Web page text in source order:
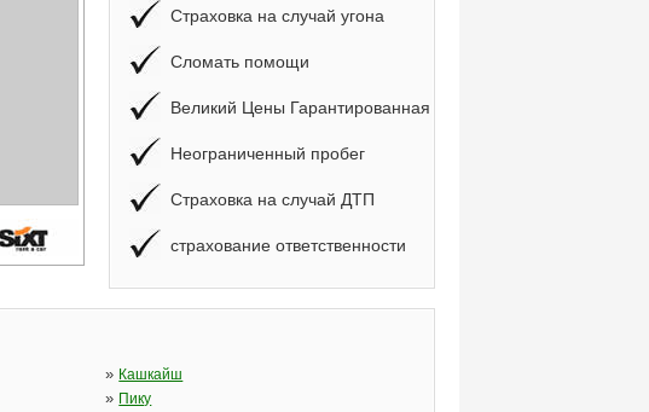
Страховка на случай угона
Сломать помощи
Великий Цены Гарантированная
Неограниченный пробег
Страховка на случай ДТП
страхование ответственности
» Кашкайш
» Пику